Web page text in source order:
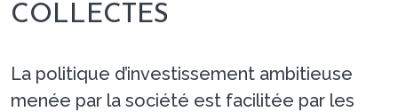
COLLECTES
La politique d’investissement ambitieuse
menée par la société est facilitée par les